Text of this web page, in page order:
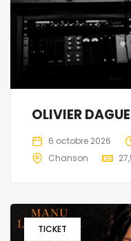
OLIVIER
6 octobre 2026
Chanson
TICKET